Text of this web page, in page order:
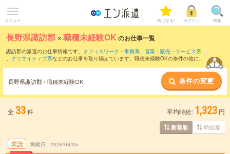
メニュー 気になる! ログイン 検索
長野県諏訪郡 ×職種未経験OK のお仕事一覧
諏訪郡の派遣のお仕事情報です。 オフィスワーク・事務系、 営業・販売・サービス系
、 クリエイティブ系などのお仕事を取り揃えています。職種未経験OKの条件の他に、
長野県諏訪郡 / 職種未経験OK 条件の変更
全 33件 平均時給: 1,323 円
新着順 時給順
未読 掲載日 2026/08/05